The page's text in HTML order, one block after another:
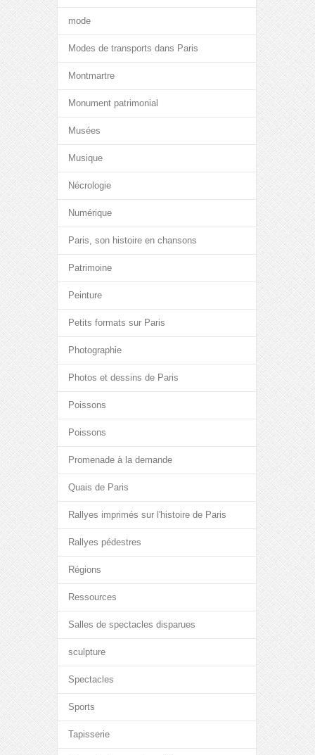
mode
Modes de transports dans Paris
Montmartre
Monument patrimonial
Musées
Musique
Nécrologie
Numérique
Paris, son histoire en chansons
Patrimoine
Peinture
Petits formats sur Paris
Photographie
Photos et dessins de Paris
Poissons
Poissons
Promenade à la demande
Quais de Paris
Rallyes imprimés sur l'histoire de Paris
Rallyes pédestres
Régions
Ressources
Salles de spectacles disparues
sculpture
Spectacles
Sports
Tapisserie